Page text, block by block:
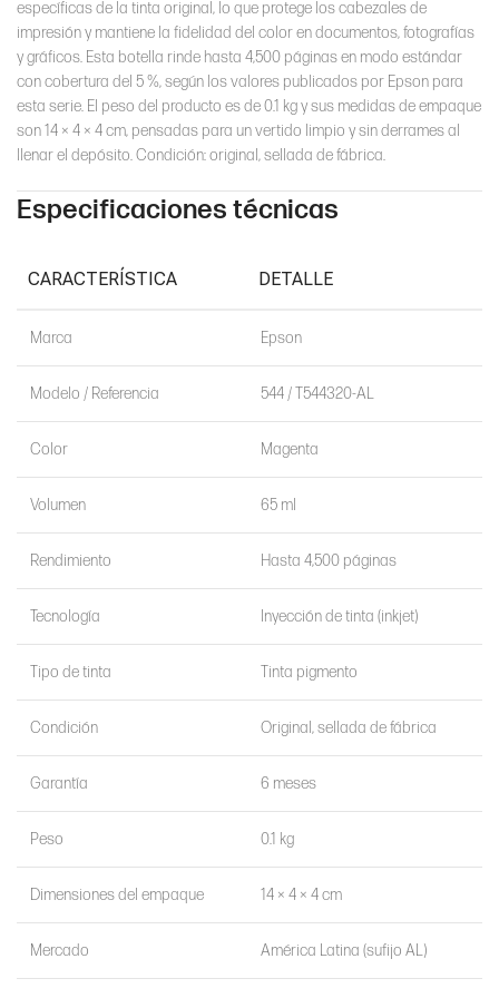
Compatibilidad
EcoTank /
L1110 /
L1210 /
L3110 /
L3150 /
L3210 /
L3250 /
Condición
meses
específicas de la tinta original, lo que protege los cabezales de
impresión y mantiene la fidelidad del color en documentos, fotografías
y gráficos. Esta botella rinde hasta 4,500 páginas en modo estándar
con cobertura del 5 %, según los valores publicados por Epson para
esta serie. El peso del producto es de 0.1 kg y sus medidas de empaque
son 14 × 4 × 4 cm, pensadas para un vertido limpio y sin derrames al
llenar el depósito. Condición: original, sellada de fábrica.
Especificaciones técnicas
CARACTERÍSTICA DETALLE
Marca Epson
Modelo / Referencia 544 / T544320-AL
Color Magenta
Volumen 65 ml
Rendimiento Hasta 4,500 páginas
Tecnología Inyección de tinta (inkjet)
Tipo de tinta Tinta pigmento
Condición Original, sellada de fábrica
Garantía 6 meses
Peso 0.1 kg
Dimensiones del empaque 14 × 4 × 4 cm
Mercado América Latina (sufijo AL)